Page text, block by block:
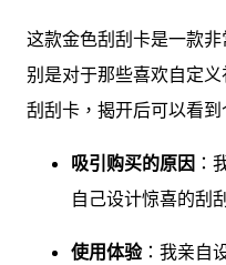
这款金色刮刮卡是一款
别是对于那些喜欢自定
刮刮卡，揭开后可以看
吸引购买的原因 ：
自己设计惊喜的刮
使用体验：我亲自